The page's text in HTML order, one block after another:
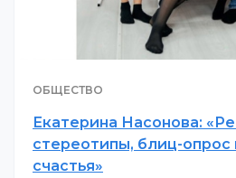
ОБЩЕСТВО
Екатерина Насонова:
стереотипы, блиц-опрос
счастья»